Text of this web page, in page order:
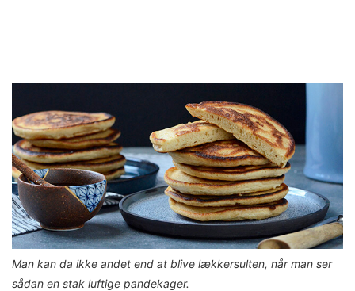
Man kan da ikke andet end at blive lækkersulten, når man ser
sådan en stak luftige pandekager.